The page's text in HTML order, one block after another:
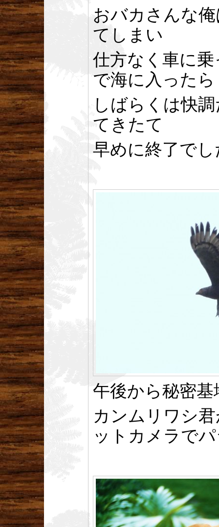
おバカさんな
てしまい
仕方なく車に
で海に入ったら
しばらくは快
てきたて
早めに終了で
午後から秘密
カンムリワシ
ットカメラで